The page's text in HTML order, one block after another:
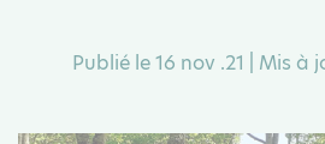
Publié le 16 nov .21 | Mis à